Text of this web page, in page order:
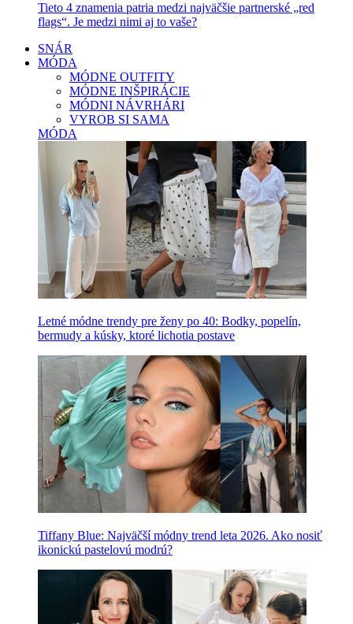
Tieto 4 znamenia patria medzi najväčšie partnerské „red
flags“. Je medzi nimi aj to vaše?
SNÁR
MÓDA
MÓDNE OUTFITY
MÓDNE INŠPIRÁCIE
MÓDNI NÁVRHÁRI
VYROB SI SAMA
MÓDA
Letné módne trendy pre ženy po 40: Bodky, popelín,
bermudy a kúsky, ktoré lichotia postave
Tiffany Blue: Najväčší módny trend leta 2026. Ako nosiť
ikonickú pastelovú modrú?